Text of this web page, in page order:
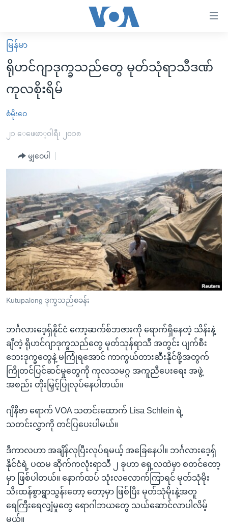
လွယ်ကူ
စေ
Link
များ
ပင်မ
ရန်
ပင်မ
အ
စာမျက်နှာ
သို့
ကျော်
ကြည့်
ရှာဖွေ
ရန်
နေရာ
သို့
ကျော်
မူလစာမျက်နှာ
မြန်မာ
ကမ္ဘာ့သတင်းများ
အစ္စရေး-ပါလက်စတိုင်း
ဗွီဒီယို
သတင်းလွတ်လပ်ခွင့်
အင်္ဂလိပ်စာလေ့လာမယ်
မကြေးမုံရဲ့ အင်္ဂလိပ်စာ
ရုပ်ရှင်ထဲက အင်္ဂလိပ်စာ
သုတပဒေသာ အင်္ဂလိပ်စာ
ရေဒီယို
တီဗွီ
ရေဒီယိုနှင့်ရုပ်သံ အချက်အလက်များ
ရေဒီယို/တီဗွီအစီအစဉ်
Learning English
ဗွီအိုအေ လူမှုကွန်ယက်များ
ဘာသာစကားများ
မြန်မာ
ရိုဟင်ဂျာဒုက္ခသည်တွေ မုတ်သုံရာသီဒဏ်
ကုလစိုးရိမ်
စံမိုးဝေ
၂၁ ေဖေဖာ္၀ါရီ၊ ၂၀၁၈
မျှဝေပါ
Kutupalong ဒုက္ခသည်စခန်း
ဘင်္ဂလားဒေ့ရှ်နိုင်ငံ ကော့ဆက်စ်ဘဇားကို ရောက်ရှိနေတဲ့ သိန်းနဲ့
ချီတဲ့ ရိုဟင်ဂျာဒုက္ခသည်တွေ မုတ်သုန်ရာသီ အတွင်း ပျက်စီး
ဘေးဒုက္ခတွေနဲ့ မကြုံရအောင် ကာကွယ်တားဆီးနိုင်ဖို့အတွက်
ကြိုတင်ပြင်ဆင်မှုတွေကို ကုလသမဂ္ဂ အကူညီပေးရေး အဖွဲ့
အစည်း တိုးမြှင့်ပြုလုပ်နေပါတယ်။
ဂျီနီဗာ ရောက် VOA သတင်းထောက် Lisa Schlein ရဲ့
သတင်းလွှာကို တင်ပြပေးပါမယ်။
ဒီကာလဟာ အချိန်လုပြီးလုပ်ရမယ့် အခြေနေပါ။ ဘင်္ဂလားဒေ့ရှ်
နိုင်ငံရဲ့ ပထမ ဆိုက်ကလုံးရာသီ ၂ ခုဟာ ရှေ့လထဲမှာ စတင်တော့
မှာ ဖြစ်ပါတယ်။ နောက်ထပ် သုံးလလောက်ကြာရင် မုတ်သုံမိုး
သီးထန်စွာရွာသွန်းတော့ တော့မှာ ဖြစ်ပြီး မုတ်သုံမိုးနဲ့အတူ
ရေကြီးရေလျှံမှုတွေ ရောဂါဘယတွေ သယ်ဆောင်လာပါလိမ့်
မယ်။